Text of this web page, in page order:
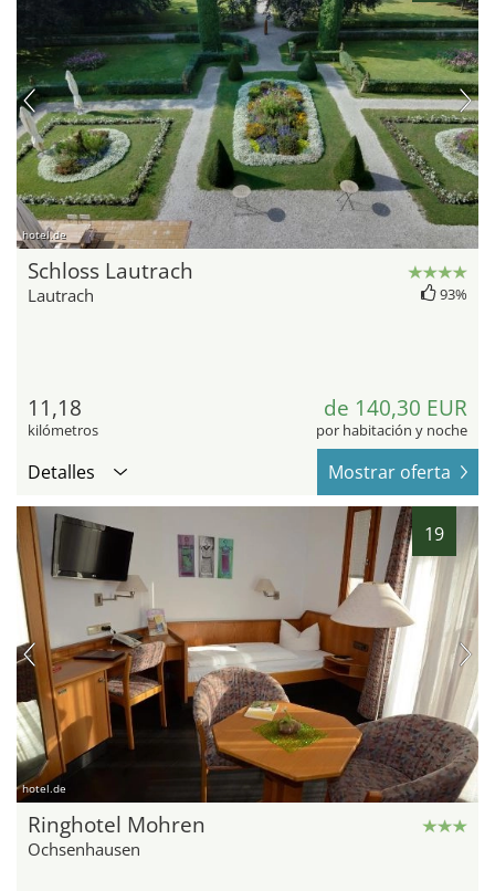
hotel.de
Schloss Lautrach
Lautrach 93%
11,18
kilómetros
de 140,30 EUR
por habitación y noche
Detalles Mostrar oferta
19
hotel.de
Ringhotel Mohren
Ochsenhausen